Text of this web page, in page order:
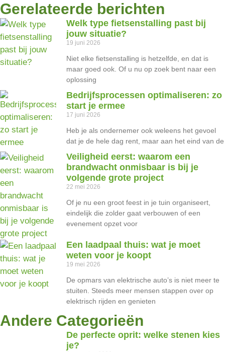
Gerelateerde berichten
Welk type fietsenstalling past bij
jouw situatie?
19 juni 2026
Niet elke fietsenstalling is hetzelfde, en dat is
maar goed ook. Of u nu op zoek bent naar een
oplossing
Bedrijfsprocessen optimaliseren: zo
start je ermee
17 juni 2026
Heb je als ondernemer ook weleens het gevoel
dat je de hele dag rent, maar aan het eind van de
Veiligheid eerst: waarom een
brandwacht onmisbaar is bij je
volgende grote project
22 mei 2026
Of je nu een groot feest in je tuin organiseert,
eindelijk die zolder gaat verbouwen of een
evenement opzet voor
Een laadpaal thuis: wat je moet
weten voor je koopt
19 mei 2026
De opmars van elektrische auto’s is niet meer te
stuiten. Steeds meer mensen stappen over op
elektrisch rijden en genieten
Andere Categorieën
De perfecte oprit: welke stenen kies
je?